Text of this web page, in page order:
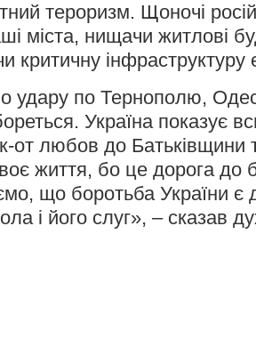
тероризм. Щоночі
міста, нищачи житлові
інфраструктуру
удару по Тернополю,
Україна показує
от любов до Батьківщини
життя, бо це дорога
що боротьба України
і його слуг», – сказав